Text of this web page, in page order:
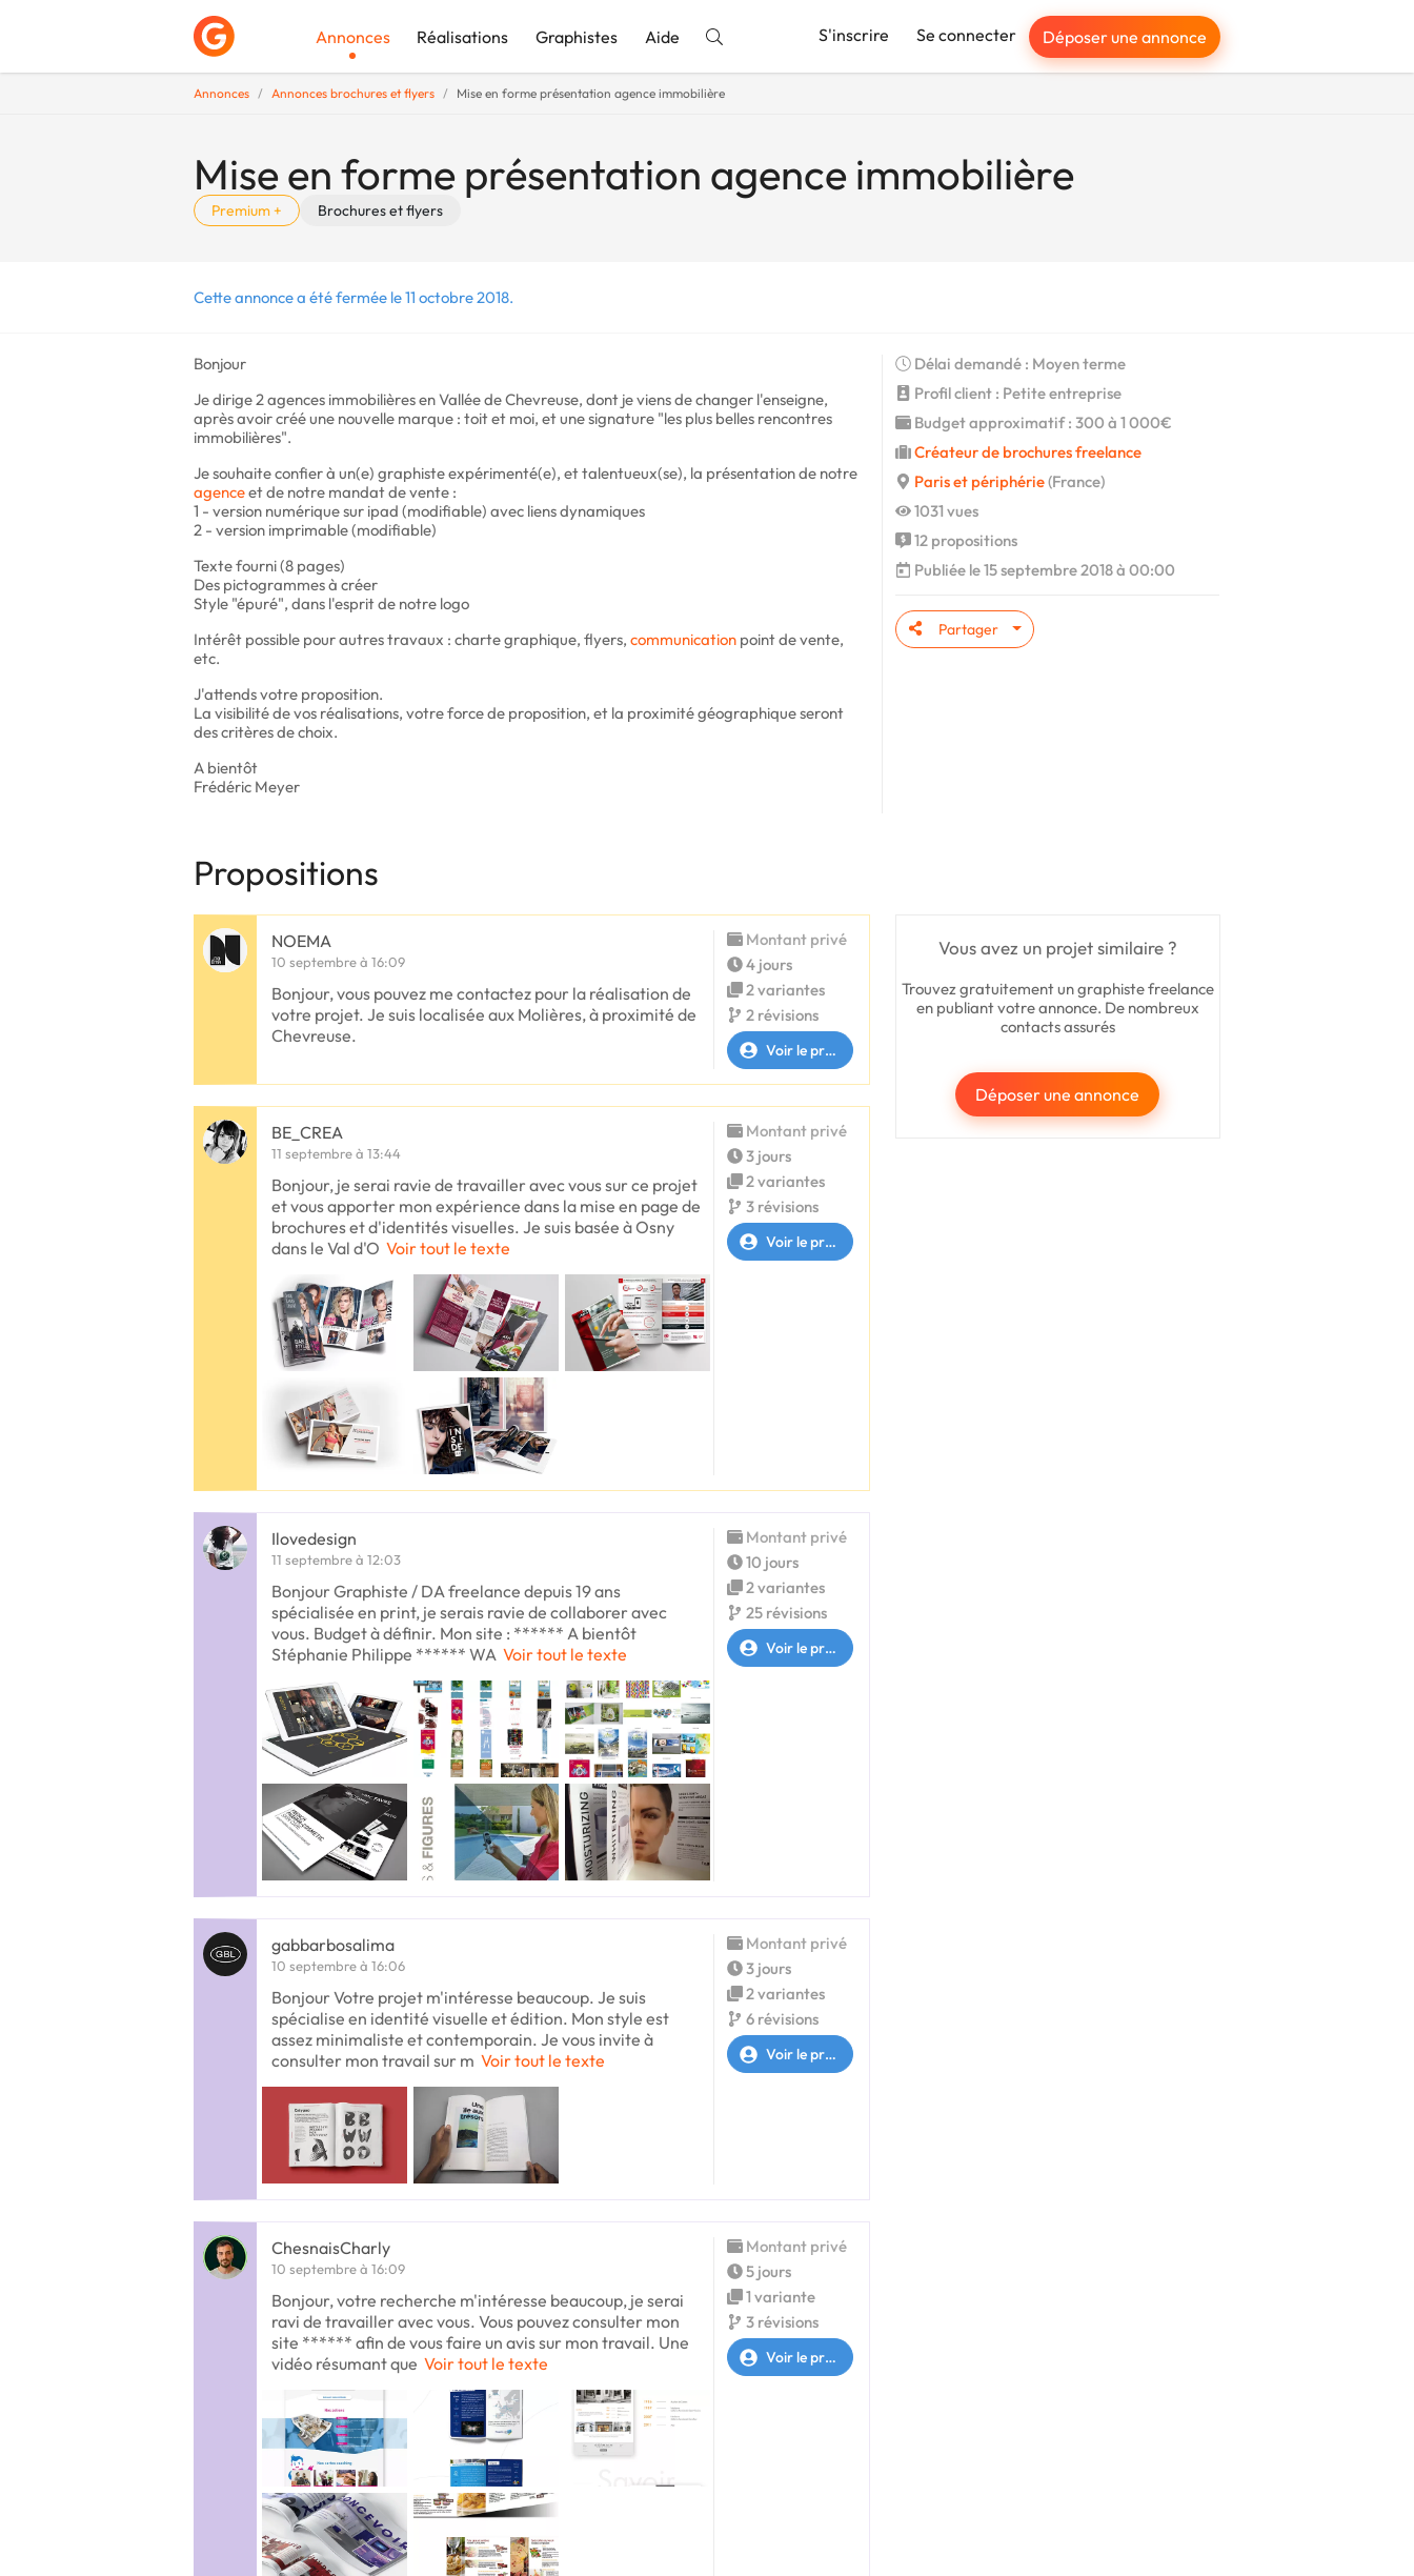
Annonces Réalisations Graphistes Aide S'inscrire Se connecter Déposer une annonce
Annonces Annonces brochures et flyers Mise en forme présentation agence immobilière
Mise en forme présentation agence immobilière
Premium + Brochures et flyers
Cette annonce a été fermée le 11 octobre 2018.
Bonjour
Je dirige 2 agences immobilières en Vallée de Chevreuse, dont je viens de changer l'enseigne,
après avoir créé une nouvelle marque : toit et moi, et une signature "les plus belles rencontres
immobilières".
Je souhaite confier à un(e) graphiste expérimenté(e), et talentueux(se), la présentation de notre
agenceet de notre mandat de vente :
1 - version numérique sur ipad (modifiable) avec liens dynamiques
2 - version imprimable (modifiable)
Texte fourni (8 pages)
Des pictogrammes à créer
Style "épuré", dans l'esprit de notre logo
Intérêt possible pour autres travaux : charte graphique, flyers, communication point de vente,
etc.
J'attends votre proposition.
La visibilité de vos réalisations, votre force de proposition, et la proximité géographique seront
des critères de choix.
A bientôt
Frédéric Meyer
Délai demandé : Moyen terme
Profil client : Petite entreprise
Budget approximatif : 300 à 1 000€
Créateur de brochures freelance
Paris et périphérie(France)
1031 vues
12 propositions
Publiée le 15 septembre 2018 à 00:00
Partager
Propositions
Vous avez un projet similaire ?
Trouvez gratuitement un graphiste freelance
en publiant votre annonce. De nombreux
contacts assurés
Déposer une annonce
NOEMA
10 septembre à 16:09
Bonjour, vous pouvez me contactez pour la réalisation de
votre projet. Je suis localisée aux Molières, à proximité de
Chevreuse.
Montant privé
4 jours
2 variantes
2 révisions
Voir le profil
BE_CREA
11 septembre à 13:44
Bonjour, je serai ravie de travailler avec vous sur ce projet
et vous apporter mon expérience dans la mise en page de
brochures et d'identités visuelles. Je suis basée à Osny
dans le Val d'O Voir tout le texte
Montant privé
3 jours
2 variantes
3 révisions
Voir le profil
Ilovedesign
11 septembre à 12:03
Bonjour Graphiste / DA freelance depuis 19 ans
spécialisée en print, je serais ravie de collaborer avec
vous. Budget à définir. Mon site : ****** A bientôt
Stéphanie Philippe ****** WA Voir tout le texte
Montant privé
10 jours
2 variantes
25 révisions
Voir le profil
gabbarbosalima
10 septembre à 16:06
Bonjour Votre projet m'intéresse beaucoup. Je suis
spécialise en identité visuelle et édition. Mon style est
assez minimaliste et contemporain. Je vous invite à
consulter mon travail sur m Voir tout le texte
Montant privé
3 jours
2 variantes
6 révisions
Voir le profil
ChesnaisCharly
10 septembre à 16:09
Bonjour, votre recherche m'intéresse beaucoup, je serai
ravi de travailler avec vous. Vous pouvez consulter mon
site ****** afin de vous faire un avis sur mon travail. Une
vidéo résumant que Voir tout le texte
Montant privé
5 jours
1 variante
3 révisions
Voir le profil